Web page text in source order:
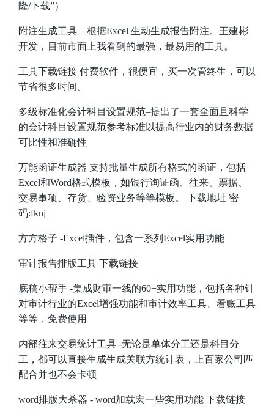
隆/下载”）
附注生成工具 – 根据Excel 生动生成报告附注。王建彬
开发，目前市面上我看到的最强，最易用的工具。
工具下载链接 付费软件，很便宜，买一次管终生，可以
节省很多时间。
多级标准化会计科目设置规范–提出了一套全面且科学
的会计科目设置规范参考标准以提高行业内的财务数据
可比性和准确性
万能函证生成器 支持批量生成所有格式的函证，包括
Excel和Word格式模板，如银行询证函、往来、票据、
交易事项、存货、验资业务等等模板。 下载地址 密
码:fknj
方方格子 -Excel插件，包含一系列Excel实用功能
审计报告排版工具 下载链接
底稿小帮手 -集成财审一线的60+实用功能，包括各种针
对审计行业的Excel增强功能和审计效率工具、看账工具
等等，免费使用
内部往来交易统计工具 -无论是单体分工还是科目分
工，都可以直接生成生成关联方统计表，上百家公司匹
配合并也不会卡顿
word排版大杀器 - word加载宏一些实用功能 下载链接